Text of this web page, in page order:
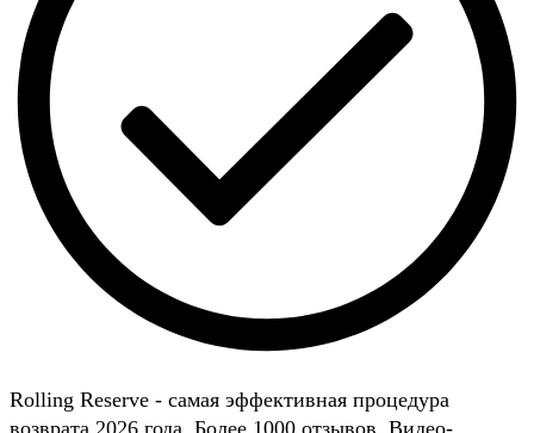
Rolling Reserve - самая эффективная процедура
возврата 2026 года. Более 1000 отзывов. Видео-